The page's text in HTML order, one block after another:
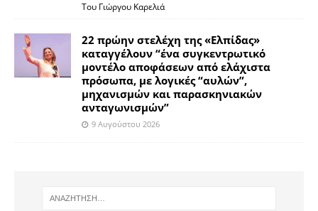
Του Γιώργου Καρελιά
22 πρώην στελέχη της «Ελπίδας»
καταγγέλουν “ένα συγκεντρωτικό
μοντέλο αποφάσεων από ελάχιστα
πρόσωπα, με λογικές “αυλών”,
μηχανισμών και παρασκηνιακών
ανταγωνισμών”
9 Αυγούστου 2026